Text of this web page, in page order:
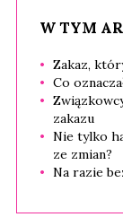
W TYM
Zakaz,
Co
zakazu
Nie tylko
ze zmian?
Na razie